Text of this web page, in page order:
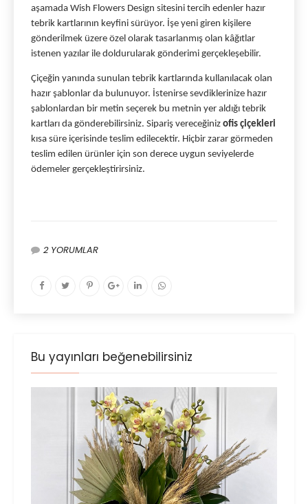
aşamada Wish Flowers Design sitesini tercih edenler hazır
tebrik kartlarının keyfini sürüyor. İşe yeni giren kişilere
gönderilmek üzere özel olarak tasarlanmış olan kâğıtlar
istenen yazılar ile doldurularak gönderimi gerçekleşebilir.
Çiçeğin yanında sunulan tebrik kartlarında kullanılacak olan
hazır şablonlar da bulunuyor. İstenirse sevdiklerinize hazır
şablonlardan bir metin seçerek bu metnin yer aldığı tebrik
kartları da gönderebilirsiniz. Sipariş vereceğiniz
kısa süre içerisinde teslim edilecektir. Hiçbir zarar görmeden
teslim edilen ürünler için son derece uygun seviyelerde
ödemeler gerçekleştirirsiniz.
2 YORUMLAR
Bu yayınları beğenebilirsiniz